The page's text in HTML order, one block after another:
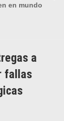
en mundo
a
fallas